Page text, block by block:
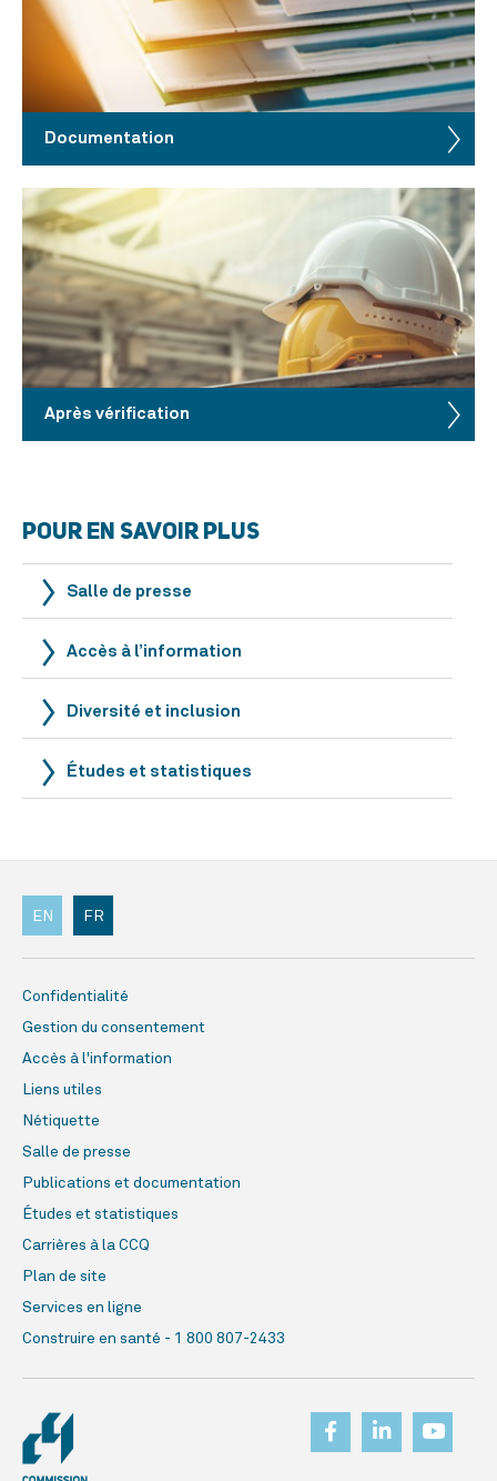
Documentation
Après vérification
POUR EN SAVOIR PLUS
Salle de presse
Accès à l’information
Diversité et inclusion
Études et statistiques
Confidentialité
Gestion du consentement
Accès à l'information
Liens utiles
Nétiquette
Salle de presse
Publications et documentation
Études et statistiques
Carrières à la CCQ
Plan de site
Services en ligne
Construire en santé - 1 800 807-2433
EN FR